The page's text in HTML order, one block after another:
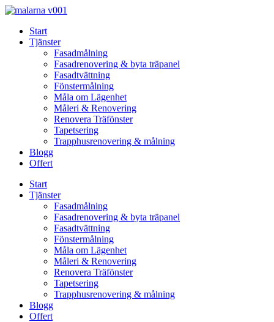
Skip
contentStart
Tjänster
Fasadmålning
Fasadrenovering & byta träpanel
Fasadtvättning
Fönstermålning
Måla om Lägenhet
Måleri & Renovering
Renovera Träfönster
Tapetsering
Trapphusrenovering & målning
Blogg
Offert
Start
Tjänster
Fasadmålning
Fasadrenovering & byta träpanel
Fasadtvättning
Fönstermålning
Måla om Lägenhet
Måleri & Renovering
Renovera Träfönster
Tapetsering
Trapphusrenovering & målning
Blogg
Offert